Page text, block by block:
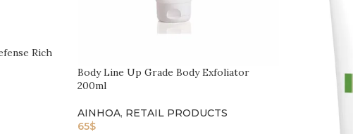
Rich
Body Line Up Grade Body Exfoliator
200ml
AINHOA, RETAIL PRODUCTS
65$